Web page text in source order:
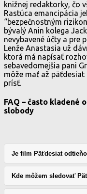
knižnej redaktorky, čo
Rastúca emancipácia
“bezpečnostným
bývalý Anin kolega
nevybavené účty a pre
Lenže Anastasia už
ktorá má napísať
sebavedomejšia pani
môže mať až päťdesiat
prísť.
FAQ – často kladené
slobody
Je film Päťdesiat
Kde môžem sledovať